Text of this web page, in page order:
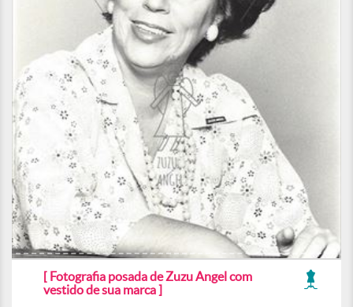
[ Fotografia posada de Zuzu Angel com
vestido de sua marca ]